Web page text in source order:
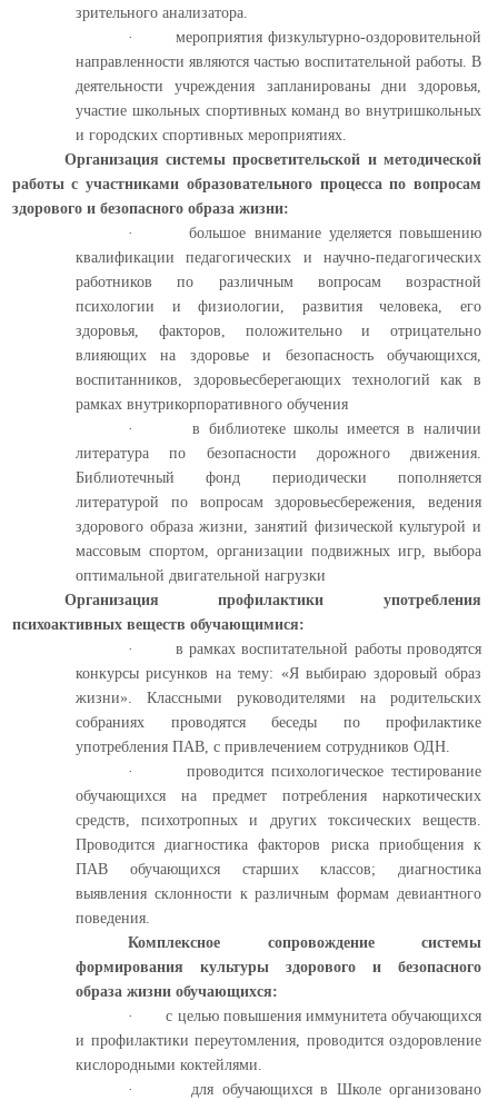
зрительного анализатора.
·
мероприятия физкультурно-оздоровительной
направленности являются частью воспитательной работы. В
деятельности учреждения запланированы дни здоровья,
участие школьных спортивных команд во внутришкольных
и городских спортивных мероприятиях.
Организация системы просветительской и методической
работы с участниками образовательного процесса по вопросам
здорового и безопасного образа жизни:
·
большое внимание уделяется повышению
квалификации педагогических и научно-педагогических
работников по различным вопросам возрастной
психологии и физиологии, развития человека, его
здоровья, факторов, положительно и отрицательно
влияющих на здоровье и безопасность обучающихся,
воспитанников, здоровьесберегающих технологий как в
рамках внутрикорпоративного обучения
·
в библиотеке школы имеется в наличии
литература по безопасности дорожного движения.
Библиотечный фонд периодически пополняется
литературой по вопросам здоровьесбережения, ведения
здорового образа жизни, занятий физической культурой и
массовым спортом, организации подвижных игр, выбора
оптимальной двигательной нагрузки
Организация профилактики употребления
психоактивных веществ обучающимися:
·
в рамках воспитательной работы проводятся
конкурсы рисунков на тему: «Я выбираю здоровый образ
жизни». Классными руководителями на родительских
собраниях проводятся беседы по профилактике
употребления ПАВ, с привлечением сотрудников ОДН.
·
проводится психологическое тестирование
обучающихся на предмет потребления наркотических
средств, психотропных и других токсических веществ.
Проводится диагностика факторов риска приобщения к
ПАВ обучающихся старших классов; диагностика
выявления склонности к различным формам девиантного
поведения.
Комплексное сопровождение системы
формирования культуры здорового
и безопасного
образа жизни обучающихся:
·
с целью повышения иммунитета обучающихся
и профилактики переутомления, проводится оздоровление
кислородными коктейлями.
·
для обучающихся в Школе организовано